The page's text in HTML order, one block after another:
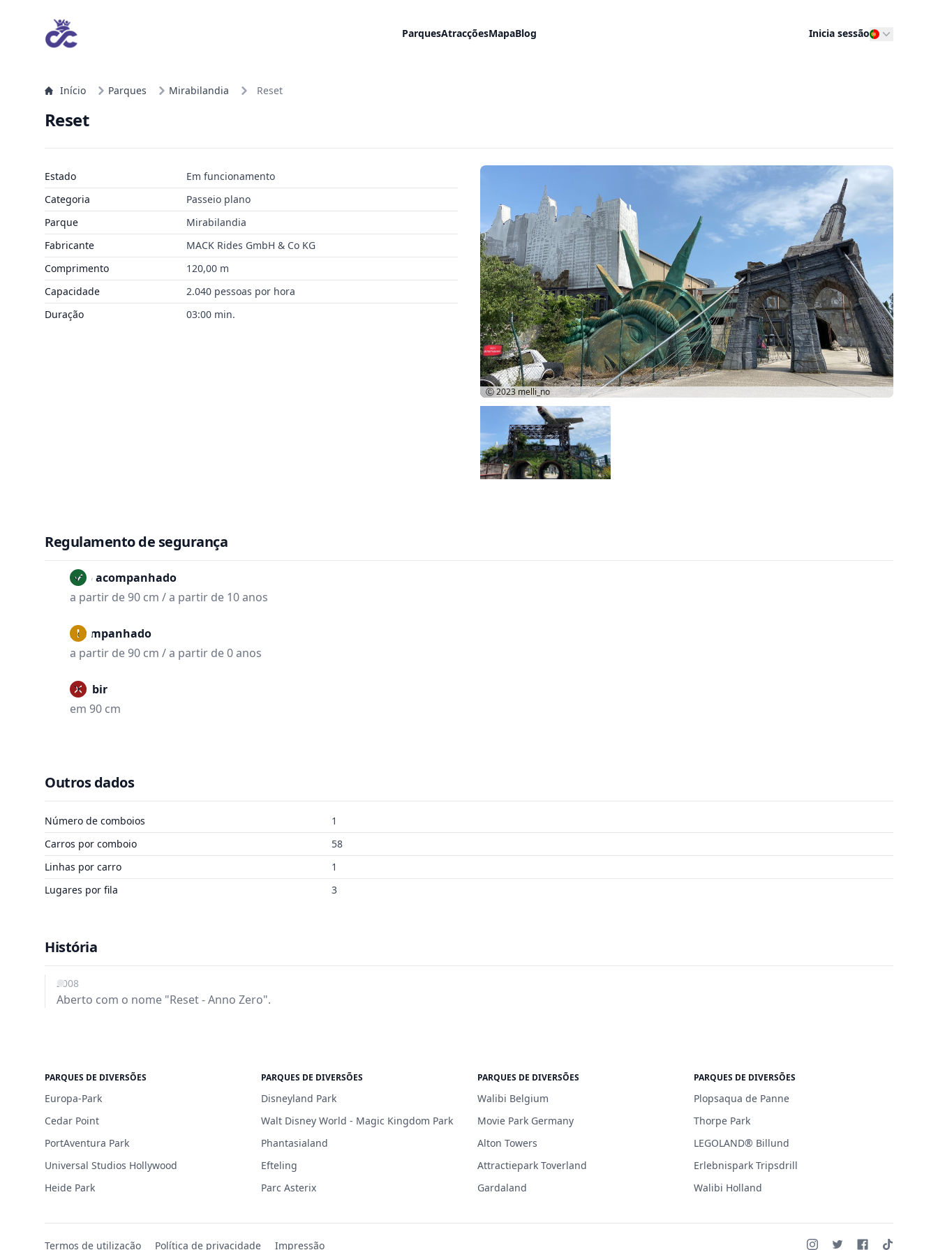
ParquesAtracçõesMapaBlog Inicia sessão
Início Parques Mirabilandia Reset
Reset
Estado
Em funcionamento
Categoria
Passeio plano
Parque
Mirabilandia
Fabricante
MACK Rides GmbH & Co KG
Comprimento
120,00 m
Capacidade
2.040 pessoas por hora
Duração
03:00 min.
Ⓒ 2023 melli_no
Regulamento de segurança
Não acompanhado
a partir de 90 cm / a partir de 10 anos
Acompanhado
a partir de 90 cm / a partir de 0 anos
Proibir
em 90 cm
Outros dados
Número de comboios
1
Carros por comboio
58
Linhas por carro
1
Lugares por fila
3
História
2008
Aberto com o nome "Reset - Anno Zero".
PARQUES DE DIVERSÕES
Europa-Park
Cedar Point
PortAventura Park
Universal Studios Hollywood
Heide Park
PARQUES DE DIVERSÕES
Disneyland Park
Walt Disney World - Magic Kingdom Park
Phantasialand
Efteling
Parc Asterix
PARQUES DE DIVERSÕES
Walibi Belgium
Movie Park Germany
Alton Towers
Attractiepark Toverland
Gardaland
PARQUES DE DIVERSÕES
Plopsaqua de Panne
Thorpe Park
LEGOLAND® Billund
Erlebnispark Tripsdrill
Walibi Holland
Termos de utilização Política de privacidade Impressão